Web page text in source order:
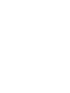
принтом и круглым